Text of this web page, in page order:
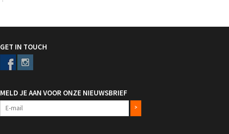
GET IN TOUCH
MELD JE AAN VOOR ONZE NIEUWSBRIEF
>